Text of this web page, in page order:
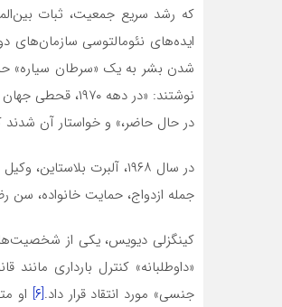
که رشد سریع جمعیت، ثبات
ایده‌های نئومالتوسی سازمان‌های
شدن بشر به یک «سرطان سیاره»
نوشتند: «در دهه
در حال حاضر،» و خواستار آن
در سال ۱۹۶۸، آلبرت
جمله ازدواج، حمایت خانواده،
کینگزلی دیویس، یکی از
«داوطلبانه» کنترل بارداری
جنسی» مورد انتقاد قرار داد.[۶]
او